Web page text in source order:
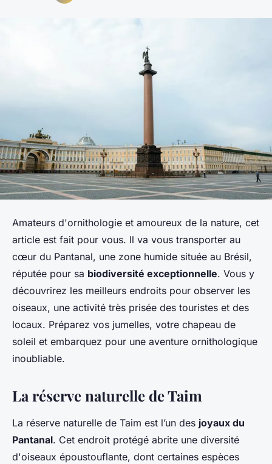
Amateurs d'ornithologie et amoureux de la nature, cet
article est fait pour vous. Il va vous transporter au
cœur du Pantanal, une zone humide située au Brésil,
réputée pour sa biodiversité exceptionnelle. Vous y
découvrirez les meilleurs endroits pour observer les
oiseaux, une activité très prisée des touristes et des
locaux. Préparez vos jumelles, votre chapeau de
soleil et embarquez pour une aventure ornithologique
inoubliable.
La réserve naturelle de Taim
La réserve naturelle de Taim est l’un des joyaux du
Pantanal. Cet endroit protégé abrite une diversité
d'oiseaux époustouflante, dont certaines espèces